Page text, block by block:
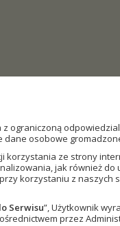
ograniczoną
osobowe
korzystania ze strony
jak również
korzystaniu z
Serwisu”, Użytkownik
przez